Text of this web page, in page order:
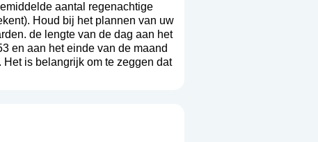
aantal regenachtige
). Houd bij het plannen van uw
de lengte van de dag aan het
en aan het einde van de maand
is belangrijk om te zeggen dat